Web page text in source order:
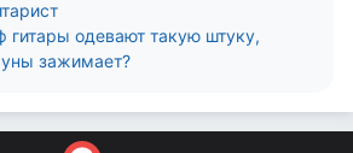
гитары одевают такую штуку,
зажимает?